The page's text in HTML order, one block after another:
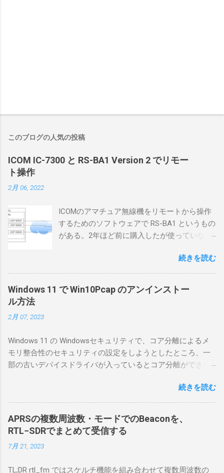
このブログの人気の投稿
ICOM IC-7300 と RS-BA1 Version 2 でリモー
ト操作
2月 06, 2022
ICOMのアマチュア無線機をリモートから操作
するためのソフトウェアで RS-BA1 というもの
がある。2年ほど前に購入したが使っていなか
としているので、リモートから操作できる無
線局構築のために、真面目に使ってみること
くだろうと思ったのだが、ちっともそんなに
合は、下記のこれらものが必要である ICOMの
無線機。 今回は私が持っているIC-7300を使
う。 無線機側(サーバ側) のWindows PC。 今
を入れて使っている。 TPMとか入っているの
でBitLockerのDisk暗号化もでき、遠隔地で盗難
にあってもデータ流出の危険性が少ないかな
と思って。 操作側 (クライアント側) の
続きを読む
Windows 11 で Win10Pcap のアンインストー
ル方法
2月 07, 2023
Windows 11 の Windowsセキュリティで、コア分離によるメ
モリ整合性のセキュリティの設定をしようとしたところ、一
部の古いデバイスドライバが入っているとコア分離ができな
で利用する Win10Pcap.sys が入っているためにコア分離がで
きないとエラーが出ておりました。 アンインストールのプロ
グラムなどを走らせてもアンインストールできなかったの
で、どのように実行すればよいのか調べながら実施しまし
た。結論としては pnputil というコマンドを用いればよかった
です。 まずは管理者権限でTerminalを実行します。
続きを読む
APRSの複数周波数・モードでのBeaconを、
RTL−SDRでまとめて受信する
7月 21, 2023
TL;DR rtl_fm ではスケルチ機能を組み合わせて複数周波数の